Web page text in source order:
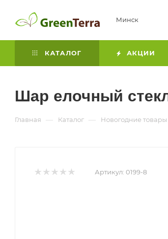
Минск
КАТАЛОГ АКЦИИ
Шар елочный
Главная — Каталог — Новогодние товары
Артикул: 0199-8